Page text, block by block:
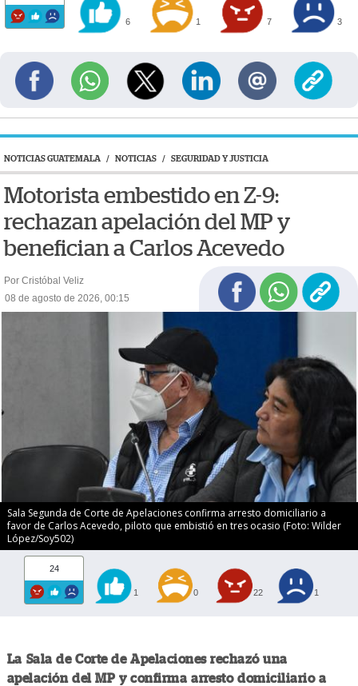
6 1 7 3
NOTICIAS GUATEMALA / NOTICIAS / SEGURIDAD Y JUSTICIA
Motorista embestido en Z-9:
rechazan apelación del MP y
benefician a Carlos Acevedo
Por Cristóbal Veliz
08 de agosto de 2026, 00:15
Sala Segunda de Corte de Apelaciones confirma arresto domiciliario a
favor de Carlos Acevedo, piloto que embistió en tres ocasio (Foto: Wilder
López/Soy502)
24
1 0 22 1
La Sala de Corte de Apelaciones rechazó una
apelación del MP y confirma arresto domiciliario a